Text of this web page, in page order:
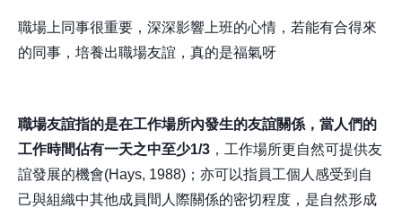
職場上同事很重要，深深影響上班的心情，若能有合得來
的同事，培養出職場友誼，真的是福氣呀
職場友誼指的是在工作場所內發生的友誼關係，當人們的
工作時間佔有一天之中至少1/3 ，工作場所更自然可提供友
誼發展的機會(Hays, 1988)；亦可以指員工個人感受到自
己與組織中其他成員間人際關係的密切程度，是自然形成